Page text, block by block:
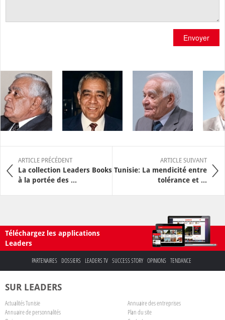
Envoyer
ARTICLE PRÉCÉDENT
La collection Leaders Books
à la portée des ...
ARTICLE SUIVANT
Tunisie: La mendicité entre
tolérance et ...
Téléchargez les applications
Leaders
PARTENAIRES DOSSIERS LEADERS TV SUCCESS STORY OPINIONS TENDANCE
SUR LEADERS
Actualités Tunisie
Annuaire des entreprises
Annuaire de personnalités
Plan du site